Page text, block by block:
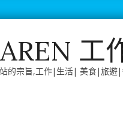
工
的宗旨,工作|生活| 美食|旅遊|